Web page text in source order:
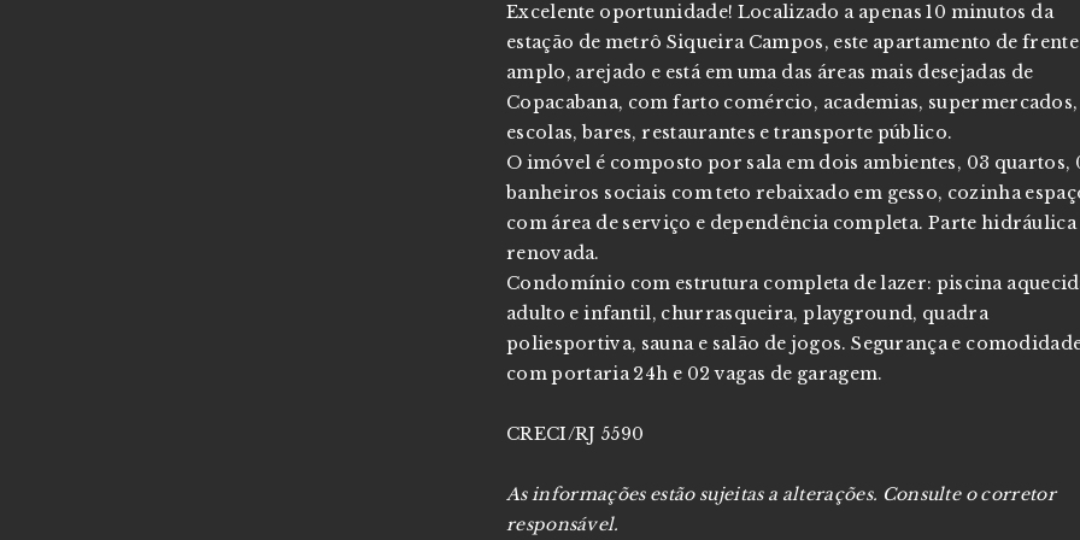
Excelente oportunidade! Localizado a apenas 10 minutos da
estação de metrô Siqueira Campos, este apartamento de frente
amplo, arejado e está em uma das áreas mais desejadas de
Copacabana, com farto comércio, academias, supermercados,
escolas, bares, restaurantes e transporte público.
O imóvel é composto por sala em dois ambientes, 03 quartos,
banheiros sociais com teto rebaixado em gesso, cozinha
com área de serviço e dependência completa. Parte hidráulica
renovada.
Condomínio com estrutura completa de lazer: piscina
adulto e infantil, churrasqueira, playground, quadra
poliesportiva, sauna e salão de jogos. Segurança e
com portaria 24h e 02 vagas de garagem.
CRECI/RJ 5590
As informações estão sujeitas a alterações. Consulte o corretor
responsável.